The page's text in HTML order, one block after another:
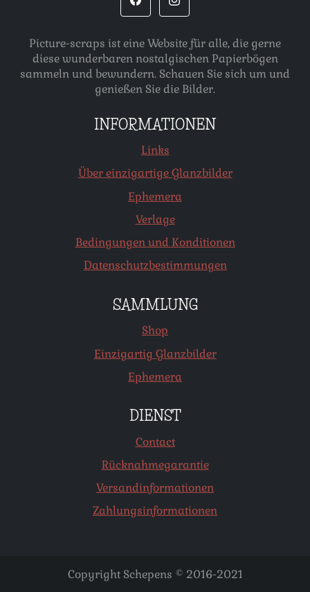
Picture-scraps ist eine Website für alle, die gerne
diese wunderbaren nostalgischen Papierbögen
sammeln und bewundern. Schauen Sie sich um und
genießen Sie die Bilder.
INFORMATIONEN
Links
Über einzigartige Glanzbilder
Ephemera
Verlage
Bedingungen und Konditionen
Datenschutzbestimmungen
SAMMLUNG
Shop
Einzigartig Glanzbilder
Ephemera
DIENST
Contact
Rücknahmegarantie
Versandinformationen
Zahlungsinformationen
Copyright Schepens © 2016-2021